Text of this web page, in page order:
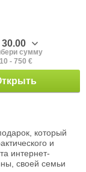
30.00
сумму
10 - 750 €
который
и
интернет-
своей семьи